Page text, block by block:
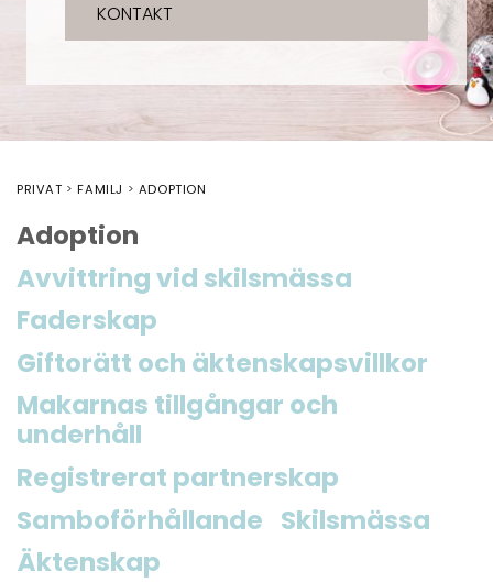
KONTAKT
PRIVAT FAMILJ ADOPTION
Adoption
Avvittring vid skilsmässa
Faderskap
Giftorätt och äktenskapsvillkor
Makarnas tillgångar och
underhåll
Registrerat partnerskap
Samboförhållande Skilsmässa
Äktenskap